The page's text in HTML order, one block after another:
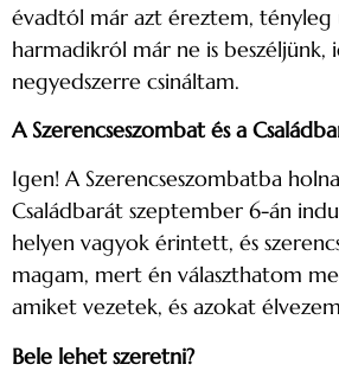
évadtól már azt éreztem, tényleg
harmadikról már ne is beszéljünk,
negyedszerre csináltam.
A Szerencseszombat és a
Igen! A Szerencseszombatba
Családbarát szeptember 6-án
helyen vagyok érintett, és
magam, mert én választhatom
amiket vezetek, és azokat
Bele lehet szeretni?